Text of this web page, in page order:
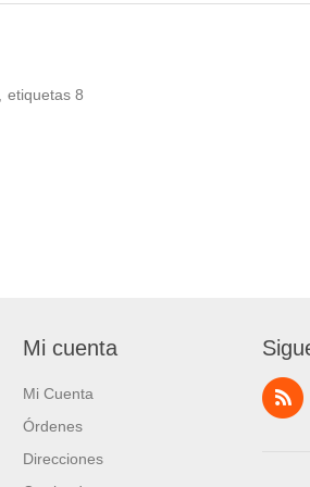
etiquetas 8
Mi cuenta
Mi Cuenta
Órdenes
Direcciones